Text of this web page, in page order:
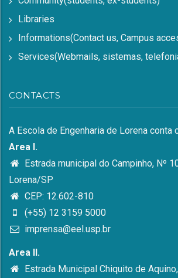
Libraries
Informations(Contact us, Campus
Services(Webmails, sistemas,
CONTACTS
A Escola de Engenharia de Lorena conta
Area I.
Estrada municipal do Campinho, Nº
Lorena/SP
CEP: 12.602-810
(+55) 12 3159 5000
imprensa@eel.usp.br
Area II.
Estrada Municipal Chiquito de